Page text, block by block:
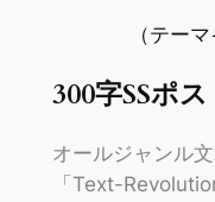
（テー
300字SSポ
オールジャンル
「Text-